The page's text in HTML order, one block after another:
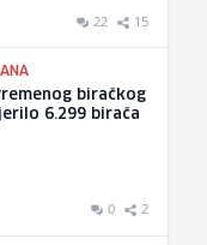
22 15
biračkog
6.299 birača
0 2